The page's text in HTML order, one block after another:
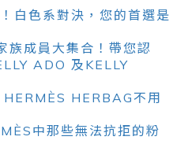
白色系對決，您的首選是
族成員大集合！帶您認
ADO 及KELLY
HERBAG不用
中那些無法抗拒的粉